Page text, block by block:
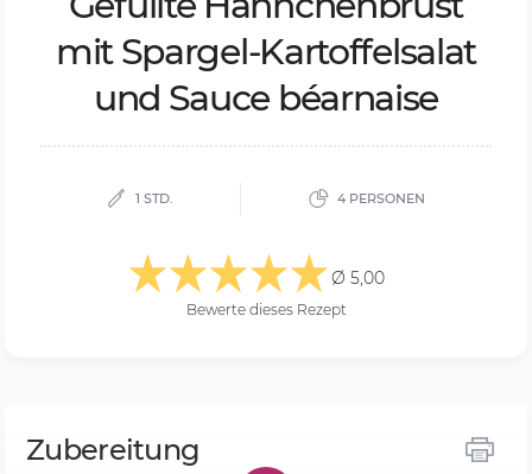
mit Spar­gel-Kar­tof­fel­sa­lat
und Sauce béar­nai­se
1 STD. 4 PERSONEN
Ø 5,00
Bewerte dieses Rezept
Zubereitung